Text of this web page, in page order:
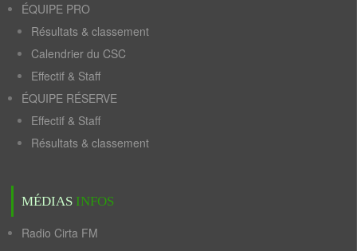
ÉQUIPE PRO
Résultats & classement
Calendrier du CSC
Effectif & Staff
ÉQUIPE RÉSERVE
Effectif & Staff
Résultats & classement
MÉDIAS INFOS
Radio Cirta FM